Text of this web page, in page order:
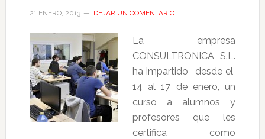
21 ENERO, 2013 DEJAR UN COMENTARIO
La empresa
CONSULTRONICA S.L.
ha impartido desde el
14 al 17 de enero, un
curso a alumnos y
profesores que les
certifica como